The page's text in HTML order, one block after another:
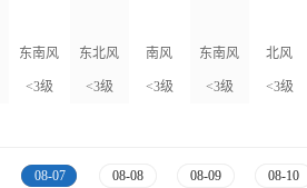
东南风
<3级
东北风
<3级
南风
<3级
东南风
<3级
北风
<3级
08-07 08-08 08-09 08-10